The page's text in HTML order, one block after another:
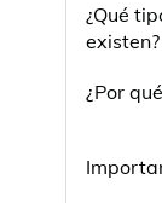
¿Qué
existen?
¿Por